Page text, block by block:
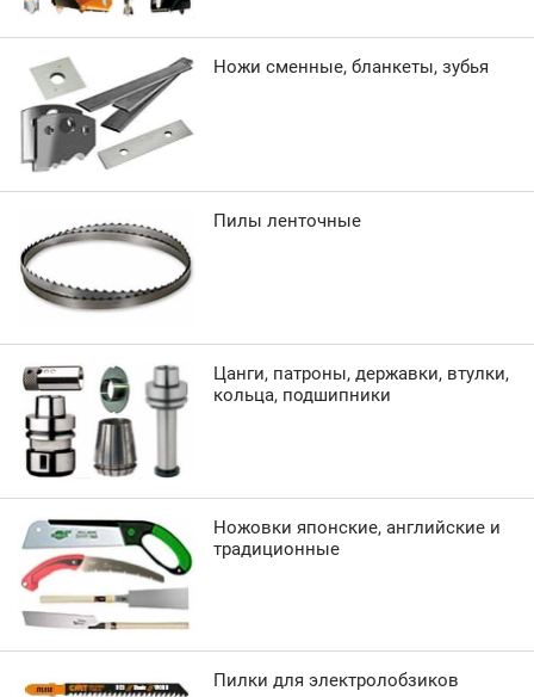
Ножи сменные, бланкеты, зубья
Пилы ленточные
Цанги, патроны, державки, втулки,
кольца, подшипники
Ножовки японские, английские и
традиционные
Пилки для электролобзиков